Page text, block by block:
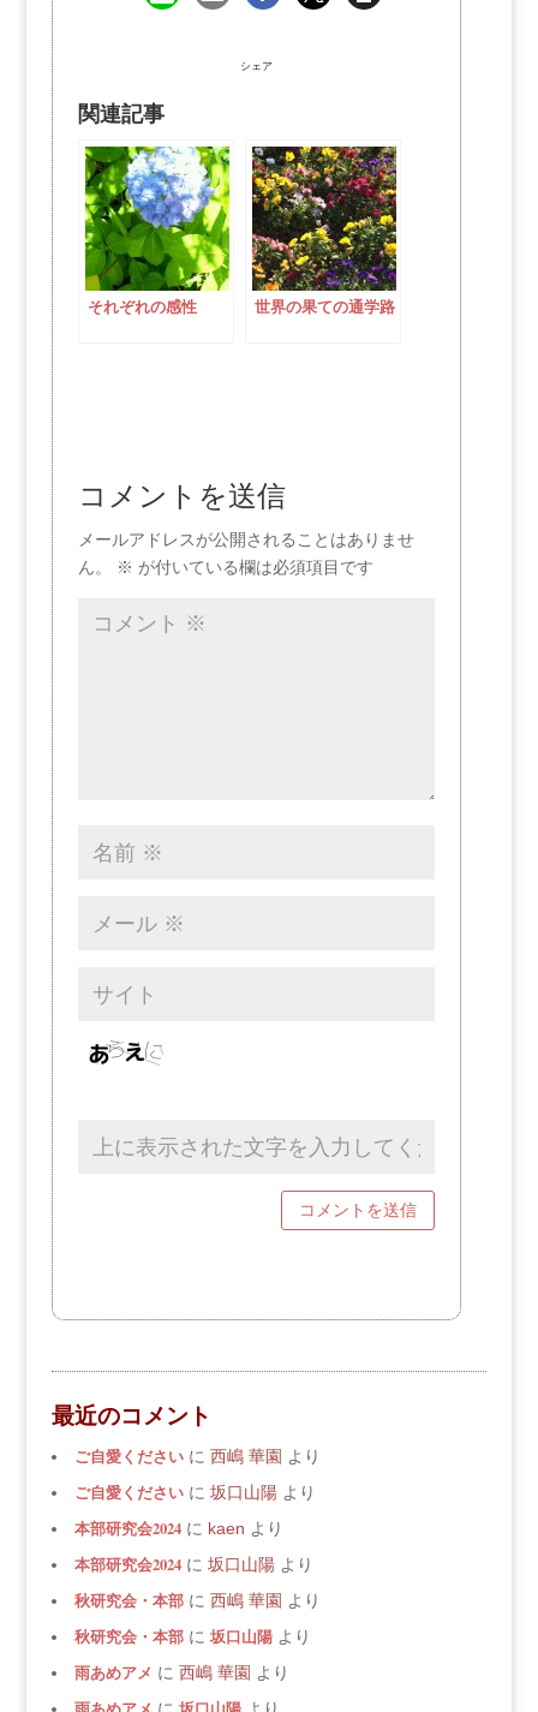
シェア
関連記事
それぞれの感性 世界の果ての通学路
コメントを送信
メールアドレスが公開されることはありませ
ん。
※ が付いている欄は必須項目です
最近のコメント
ご自愛くださいに 西嶋 華園 より
ご自愛くださいに 坂口山陽より
本部研究会2024に kaen より
本部研究会2024に 坂口山陽より
秋研究会・本部に 西嶋 華園 より
秋研究会・本部に 坂口山陽より
雨あめアメ に 西嶋 華園 より